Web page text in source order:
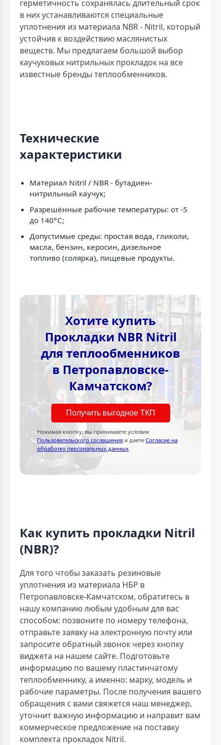
герметичность сохранялась длительный срок
в них устанавливаются специальные
уплотнения из материала NBR - Nitril, который
устойчив к воздействию маслянистых
веществ. Мы предлагаем большой выбор
каучуковых нитрильных прокладок на все
известные бренды теплообменников.
Технические
характеристики
Материал Nitril / NBR - бутадиен-
нитрильный каучук;
Разрешённые рабочие температуры: от -5
до 140°C;
Допустимые среды: простая вода, гликоли,
масла, бензин, керосин, дизельное
топливо (солярка), пищевые продукты.
Хотите купить
Прокладки NBR Nitril
для теплообменников
в Петропавловске-
Камчатском?
Получить выгодное ТКП
Нажимая кнопку, вы принимаете условия
Пользовательского соглашения и даете Согласие на
обработку персональных данных
Как купить прокладки Nitril
(NBR)?
Для того чтобы заказать резиновые
уплотнения из материала НБР в
Петропавловске-Камчатском, обратитесь в
нашу компанию любым удобным для вас
способом: позвоните по номеру телефона,
отправьте заявку на электронную почту или
запросите обратный звонок через кнопку
виджета на нашем сайте. Подготовьте
информацию по вашему пластинчатому
теплообменнику, а именно: марку, модель и
рабочие параметры. После получения вашего
обращения с вами свяжется наш менеджер,
уточнит важную информацию и направит вам
коммерческое предложение на поставку
комплекта прокладок Nitril.